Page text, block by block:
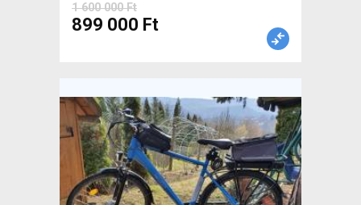
1 600 000 Ft
899 000 Ft